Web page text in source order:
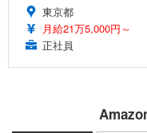
東京都
月給21万5,000円～
正社員